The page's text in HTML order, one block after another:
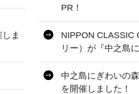
PR！
ま
NIPPON CLASSIC
リー）が『中之島
中之島にぎわいの
を開催しました！